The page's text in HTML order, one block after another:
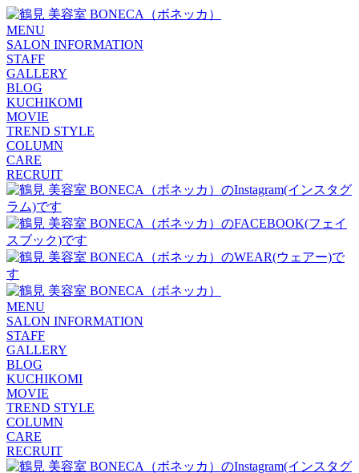
MENU
SALON INFORMATION
STAFF
GALLERY
BLOG
KUCHIKOMI
MOVIE
TREND STYLE
COLUMN
CARE
RECRUIT
MENU
SALON INFORMATION
STAFF
GALLERY
BLOG
KUCHIKOMI
MOVIE
TREND STYLE
COLUMN
CARE
RECRUIT